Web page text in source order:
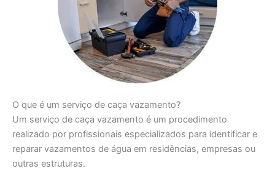
O que é um serviço de caça vazamento?
Um serviço de caça vazamento é um procedimento
realizado por profissionais especializados para identificar e
reparar vazamentos de água em residências, empresas ou
outras estruturas.